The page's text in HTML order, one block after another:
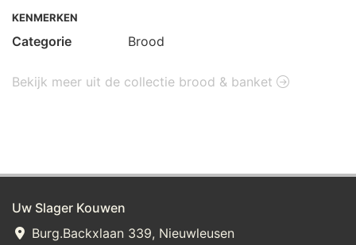
KENMERKEN
Categorie Brood
Bekijk meer uit de collectie brood & banket
Uw Slager Kouwen
Burg.Backxlaan 339, Nieuwleusen